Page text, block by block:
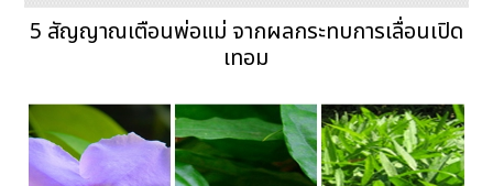
5 สัญญาณเตือนพ่อแม่ จากผลกระทบการเลื่อนเปิด
เทอม